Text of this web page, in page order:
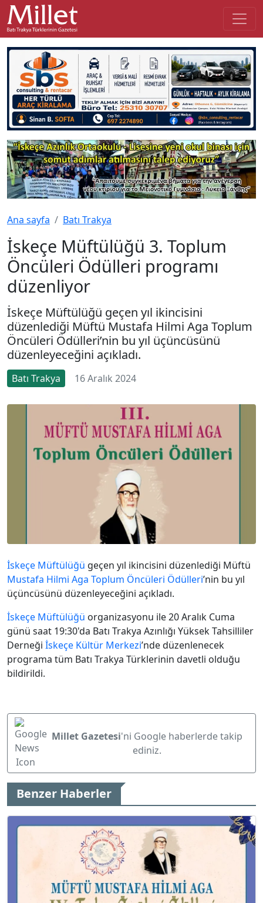
Ana sayfa Batı Trakya
İskeçe Müftülüğü 3. Toplum
Öncüleri Ödülleri programı
düzenliyor
İskeçe Müftülüğü geçen yıl ikincisini
düzenlediği Müftü Mustafa Hilmi Aga Toplum
Öncüleri Ödülleri’nin bu yıl üçüncüsünü
düzenleyeceğini açıkladı.
Batı Trakya 16 Aralık 2024
İskeçe Müftülüğü geçen yıl ikincisini düzenlediği Müftü
Mustafa Hilmi Aga Toplum Öncüleri Ödülleri’nin bu yıl
üçüncüsünü düzenleyeceğini açıkladı.
İskeçe Müftülüğü organizasyonu ile 20 Aralık Cuma
günü saat 19:30'da Batı Trakya Azınlığı Yüksek Tahsilliler
Derneği İskeçe Kültür Merkezi’nde düzenlenecek
programa tüm Batı Trakya Türklerinin davetli olduğu
bildirildi.
Millet Gazetesi'ni Google haberlerde takip
ediniz.
Benzer Haberler